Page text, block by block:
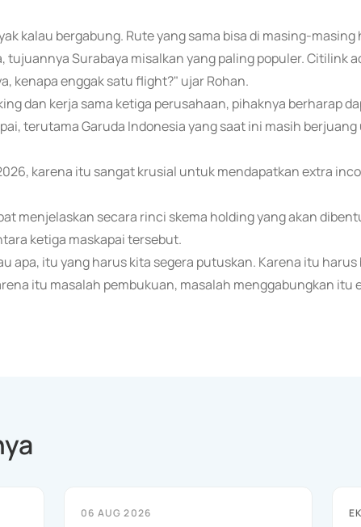
kalau bergabung. Rute yang sama bisa di masing-masing
Surabaya misalkan yang paling populer. Citilink
kenapa enggak satu flight?" ujar Rohan.
dan kerja sama ketiga perusahaan, pihaknya berharap
terutama Garuda Indonesia yang saat ini masih
karena itu sangat krusial untuk mendapatkan extra
menjelaskan secara rinci skema holding yang akan
ketiga maskapai tersebut.
apa, itu yang harus kita segera putuskan. Karena itu
itu masalah pembukuan, masalah menggabungkan itu
06 AUG 2026